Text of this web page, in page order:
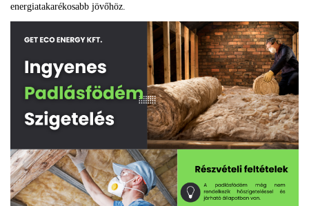
energiatakarékosabb jövőhöz.